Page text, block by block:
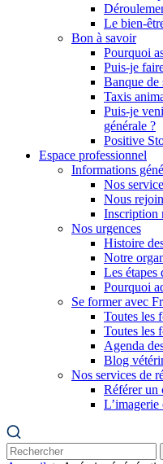
Le bien-
Bon à savoir
Pourquoi
Puis-je
Banque de
Taxis
Puis-je
générale ?
Positive
Espace professionnel
Informations
Nos
Nous
Inscription
Nos urgences
Histoire
Notre
Les étapes
Pourquoi
Se former avec
Toutes les
Toutes les
Agenda
Blog
Nos services de
Référer un
L’imagerie